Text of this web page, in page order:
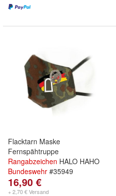
Flacktarn Maske
Fernspähtruppe
Rangabzeichen HALO HAHO
Bundeswehr #35949
16,90 €
+ 2,70 € Versand